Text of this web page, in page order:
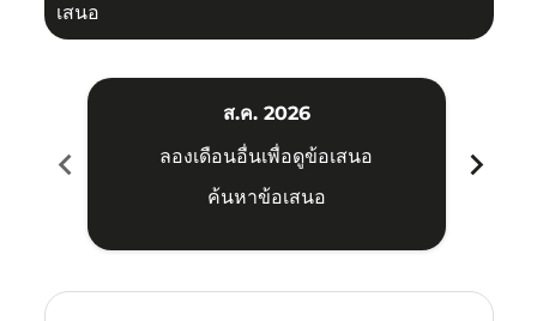
เสนอ
chevron_left
ส.ค. 2026
ลองเดือนอื่นเพื่อดูข้อเสนอ
ค้นหาข้อเสนอ
chevron_right